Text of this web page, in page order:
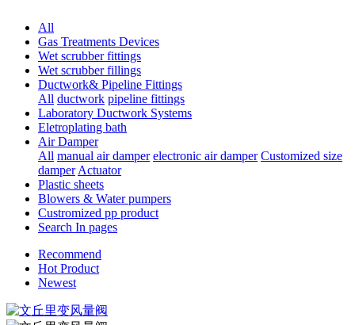
All
Gas Treatments Devices
Wet scrubber fittings
Wet scrubber fillings
Ductwork& Pipeline Fittings
All ductwork pipeline fittings
Laboratory Ductwork Systems
Eletroplating bath
Air Damper
All manual air damper electronic air damper Customized size
damper Actuator
Plastic sheets
Blowers & Water pumpers
Custromized pp product
Search In pages
Recommend
Hot Product
Newest